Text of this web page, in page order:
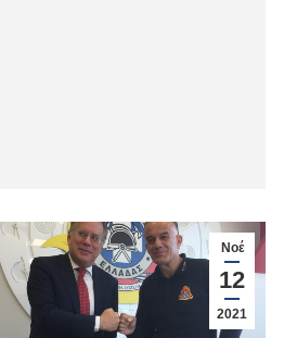
Νοέ
12
2021